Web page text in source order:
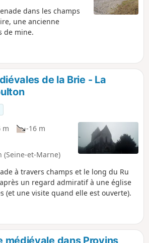
dans les champs
une ancienne
de mine.
de la Brie - La
m
-16 m
(Seine-et-Marne)
à travers champs et le long du Ru
un regard admiratif à une église
(et une visite quand elle est ouverte).
médiévale dans Provins